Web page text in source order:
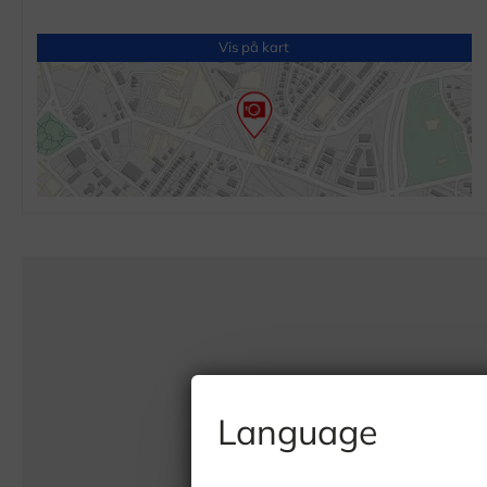
Language
Vis på kart